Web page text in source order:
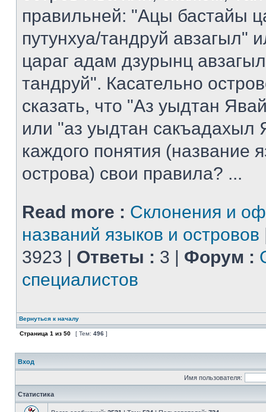
правильней: "Ацы бастайы
путунхуа/тандруй авзагыл"
цараг адам дзурынц
тандруй". Касательно
сказать, что "Аз уыдтан
или "аз уыдтан сакъадахыл
каждого понятия (название
острова) свои правила? ...
Read more : Склонения и
названий языков и островов
3923 | Ответы : 3 | Форум :
специалистов
Вернуться к началу
Страница 1 из 50 [ Тем: 496 ]
Вход
Имя пользователя:
Статистика